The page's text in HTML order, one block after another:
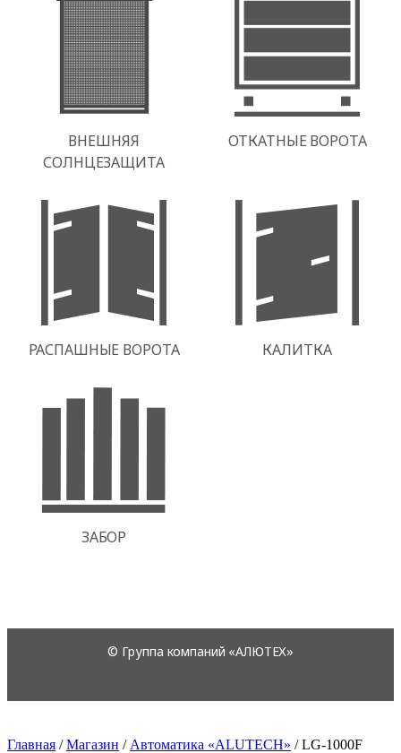
Главная /Магазин / Автоматика «ALUTECH» /LG-1000F